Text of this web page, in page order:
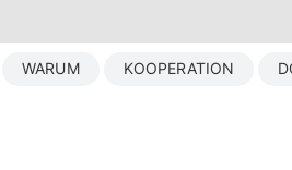
WARUM KOOPERATION